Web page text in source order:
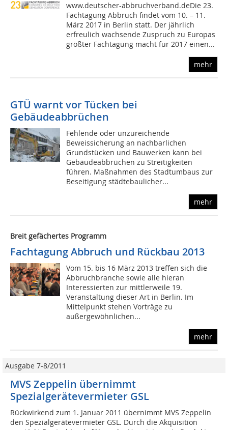
www.deutscher-abbruchverband.deDie 23.
Fachtagung Abbruch findet vom 10. – 11.
März 2017 in Berlin statt. Der jährlich
erfreulich wachsende Zuspruch zu Europas
größter Fachtagung macht für 2017 einen...
mehr
GTÜ warnt vor Tücken bei
Gebäudeabbrüchen
Fehlende oder unzureichende
Beweissicherung an nachbarlichen
Grundstücken und Bauwerken kann bei
Gebäudeabbrüchen zu Streitigkeiten
führen. Maßnahmen des Stadtumbaus zur
Beseitigung städtebaulicher...
mehr
Breit gefächertes Programm
Fachtagung Abbruch und Rückbau 2013
Vom 15. bis 16 März 2013 treffen sich die
Abbruchbranche sowie alle hieran
Interessierten zur mittlerweile 19.
Veranstaltung dieser Art in Berlin. Im
Mittelpunkt stehen Vorträge zu
außergewöhnlichen...
mehr
Ausgabe 7-8/2011
MVS Zeppelin übernimmt
Spezialgerätevermieter GSL
Rückwirkend zum 1. Januar 2011 übernimmt MVS Zeppelin
den Spezialgerätevermieter GSL. Durch die Akquisition